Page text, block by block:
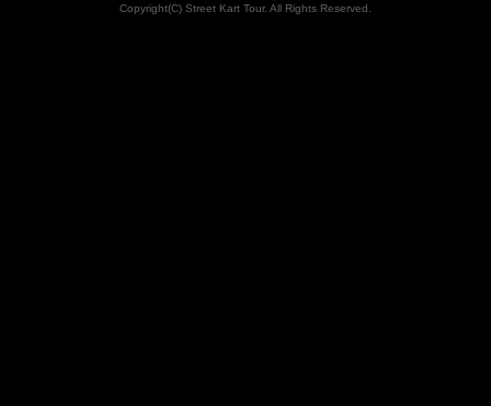
Copyright(C) Street Kart Tour. All Rights Reserved.